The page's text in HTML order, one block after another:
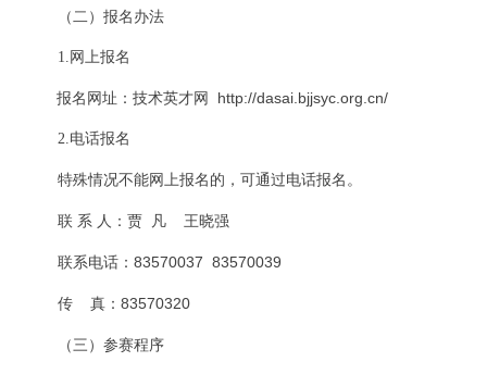
（二）报名办法
1. 网上报名
报名网址：技术英才网 http://dasai.bjjsyc.org.cn/
2. 电话报名
特殊情况不能网上报名的，可通过电话报名。
联 系 人：贾 凡 王晓强
联系电话： 83570037 83570039
传 真： 83570320
（三）参赛程序